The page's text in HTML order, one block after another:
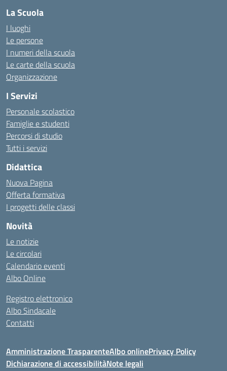
La Scuola
I luoghi
Le persone
I numeri della scuola
Le carte della scuola
Organizzazione
I Servizi
Personale scolastico
Famiglie e studenti
Percorsi di studio
Tutti i servizi
Didattica
Nuova Pagina
Offerta formativa
I progetti delle classi
Novità
Le notizie
Le circolari
Calendario eventi
Albo Online
Registro elettronico
Albo Sindacale
Contatti
Amministrazione TrasparenteAlbo onlinePrivacy Policy
Dichiarazione di accessibilitàNote legali